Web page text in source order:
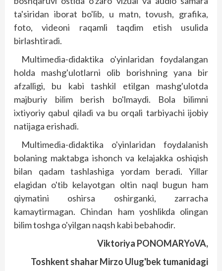
ta'siridan iborat bo'lib, u matn, tovush, grafika,
foto, videoni raqamli taqdim etish usulida
birlashtiradi.
Multimedia-didaktika o'yinlaridan foydalangan
holda mashg'ulotlarni olib borishning yana bir
afzalligi, bu kabi tashkil etilgan mashg'ulotda
majburiy bilim berish bo'lmaydi. Bola bilimni
ixtiyoriy qabul qiladi va bu orqali tarbiyachi ijobiy
natijaga erishadi.
Multimedia-didaktika o'yinlaridan foydalanish
bolaning maktabga ishonch va kelajakka oshiqish
bilan qadam tashlashiga yordam beradi. Yillar
elagidan o'tib kelayotgan oltin naql bugun ham
qiymatini oshirsa oshirganki, zarracha
kamaytirmagan. Chindan ham yoshlikda olingan
bilim toshga o'yilgan naqsh kabi bebahodir.
Viktoriya PONOMARYoVA,
Toshkent shahar Mirzo Ulug'bek tumanidagi